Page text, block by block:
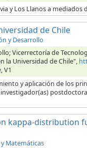
y Los Llanos a mediados
de Chile
y Desarrollo
Vicerrectoría de
la Universidad de Chile",
V1
y aplicación de los
kappa-distribution
y Matemáticas